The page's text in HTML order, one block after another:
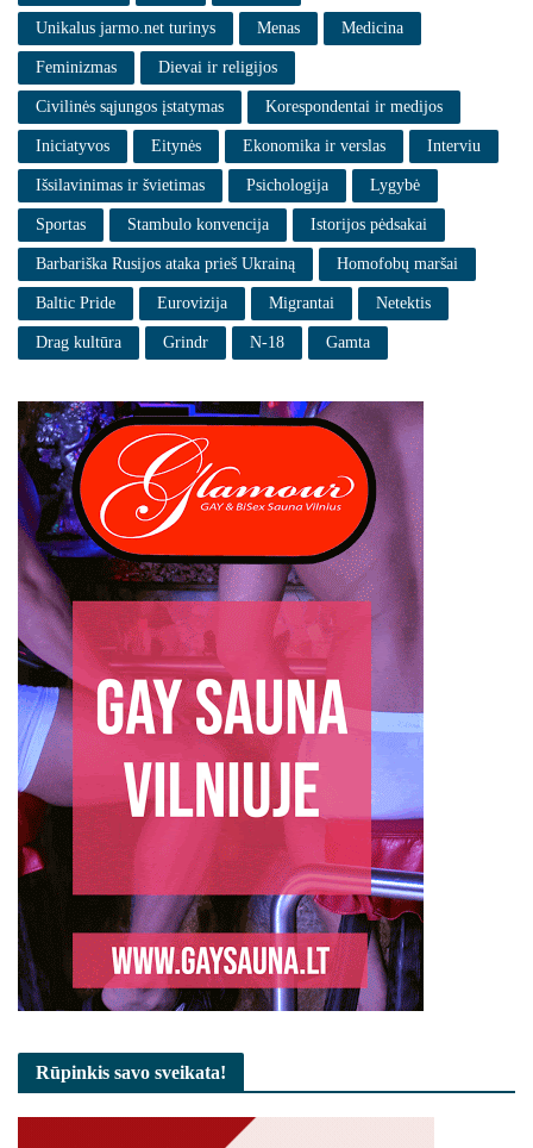
Unikalus jarmo.net turinys Menas Medicina
Feminizmas Dievai ir religijos
Civilinės sąjungos įstatymas Korespondentai ir medijos
Iniciatyvos Eitynės Ekonomika ir verslas Interviu
Išsilavinimas ir švietimas Psichologija Lygybė
Sportas Stambulo konvencija Istorijos pėdsakai
Barbariška Rusijos ataka prieš Ukrainą Homofobų maršai
Baltic Pride Eurovizija Migrantai Netektis
Drag kultūra Grindr N-18 Gamta
Rūpinkis savo sveikata!